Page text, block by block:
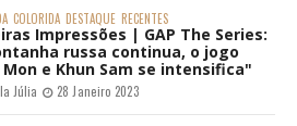
COLORIDA DESTAQUE RECENTES
Impressões | GAP The Series:
russa continua, o jogo
e Khun Sam se intensifica"
Júlia 28 Janeiro 2023